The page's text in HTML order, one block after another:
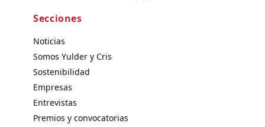
Secciones
Noticias
Somos Yulder y Cris
Sostenibilidad
Empresas
Entrevistas
Premios y convocatorias